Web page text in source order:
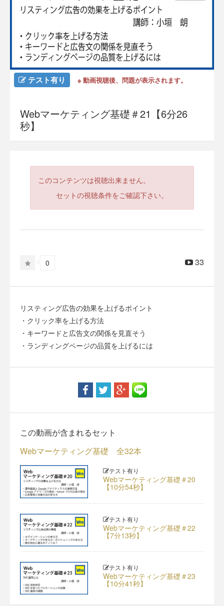
テスト有り ※ 動画視聴後、問題が表示されます。
Webマーケティング基礎＃21【6分26
秒】
このコンテンツは視聴出来ません。
セットの視聴条件をご確認下さい。
0 33
リスティング広告の効果を上げるポイント
・クリック率を上げる方法
・キーワードと広告文の関係を見直そう
・ランディングページの品質を上げるには
この動画が含まれるセット
Webマーケティング基礎 全32本
テスト有り
Webマーケティング基礎＃20
【10分54秒】
テスト有り
Webマーケティング基礎＃22
【7分13秒】
テスト有り
Webマーケティング基礎＃23
【10分41秒】